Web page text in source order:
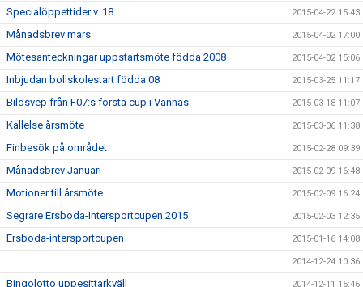
Specialöppettider v. 18 2015-04-22 15:43
Månadsbrev mars 2015-04-02 17:00
Mötesanteckningar uppstartsmöte födda 2008 2015-04-02 15:06
Inbjudan bollskolestart födda 08 2015-03-25 11:17
Bildsvep från F07:s första cup i Vännäs 2015-03-18 11:07
Kallelse årsmöte 2015-03-06 11:38
Finbesök på området 2015-02-28 09:39
Månadsbrev Januari 2015-02-09 16:48
Motioner till årsmöte 2015-02-09 16:24
Segrare Ersboda-Intersportcupen 2015 2015-02-03 12:35
Ersboda-intersportcupen 2015-01-16 14:08
2014-12-24 10:36
Bingolotto uppesittarkväll 2014-12-11 15:46